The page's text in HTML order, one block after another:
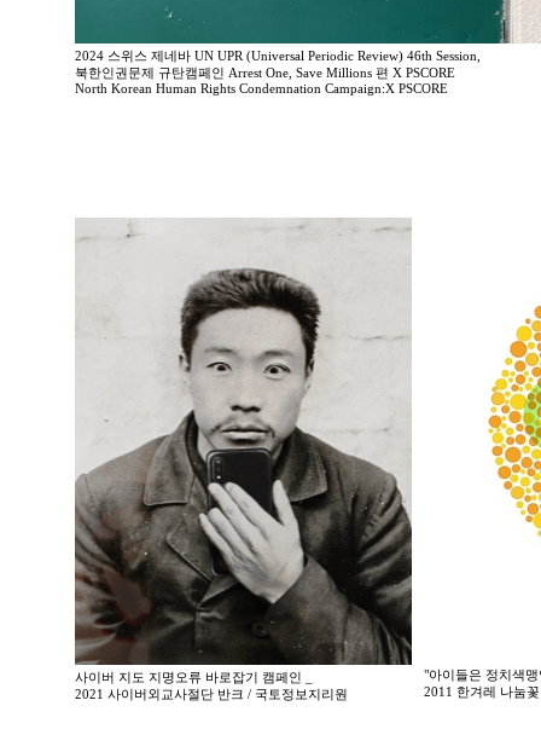
2024 스위스 제네바 UN UPR (Universal Periodic Review) 46th Session,
북한인권문제 규탄캠페인 Arrest One, Save Millions 편 X PSCORE
North Korean Human Rights Condemnation Campaign:X PSCORE
사이버 지도 지명오류 바로잡기 캠페인 _
2021 사이버외교사절단 반크 / 국토정보지리원
"아이들은 정치색
2011 한겨레 나눔